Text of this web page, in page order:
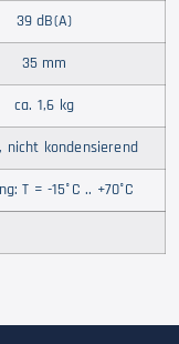
39 dB(A)
35 mm
ca. 1,6 kg
nicht kondensierend
T = -15°C .. +70°C